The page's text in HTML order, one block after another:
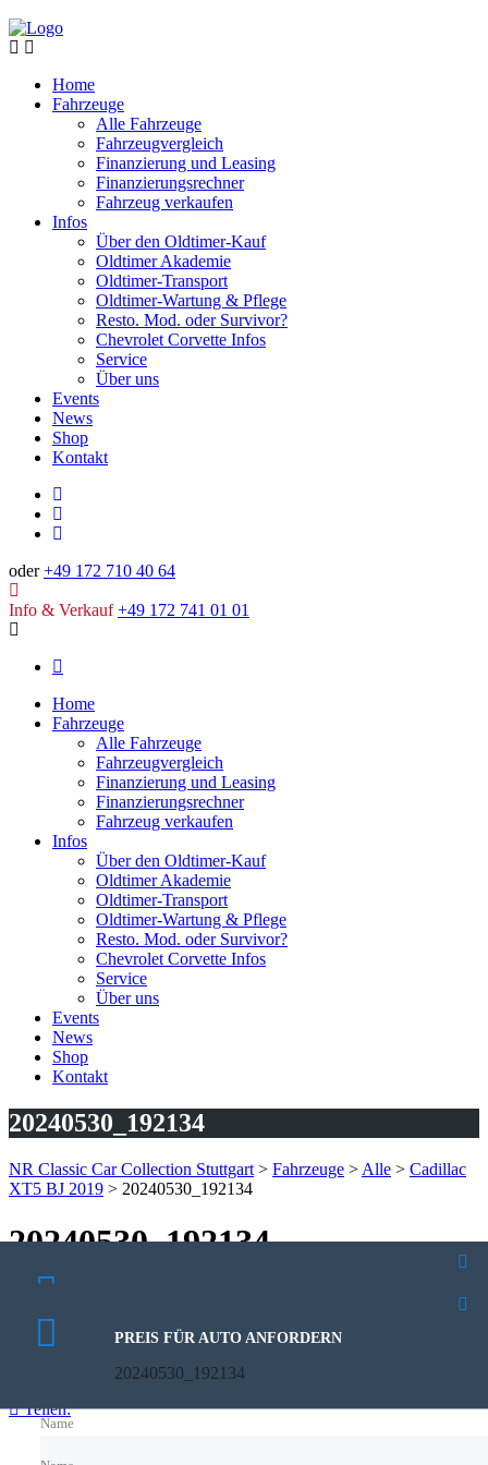
Home
Fahrzeuge
Alle Fahrzeuge
Fahrzeugvergleich
Finanzierung und Leasing
Finanzierungsrechner
Fahrzeug verkaufen
Infos
Über den Oldtimer-Kauf
Oldtimer Akademie
Oldtimer-Transport
Oldtimer-Wartung & Pflege
Resto. Mod. oder Survivor?
Chevrolet Corvette Infos
Service
Über uns
Events
News
Shop
Kontakt
oder+49 172 710 40 64
Info & Verkauf+49 172 741 01 01
Home
Fahrzeuge
Alle Fahrzeuge
Fahrzeugvergleich
Finanzierung und Leasing
Finanzierungsrechner
Fahrzeug verkaufen
Infos
Über den Oldtimer-Kauf
Oldtimer Akademie
Oldtimer-Transport
Oldtimer-Wartung & Pflege
Resto. Mod. oder Survivor?
Chevrolet Corvette Infos
Service
Über uns
Events
News
Shop
Kontakt
20240530_192134
NR Classic Car Collection Stuttgart > Fahrzeuge > Alle > Cadillac
XT5 BJ 2019 > 20240530_192134
20240530_192134
Veröffentlicht von:
Keine Kommentare
Teilen:
20240530_192134
Name
PREIS FÜR AUTO ANFORDERN
20240530_192134